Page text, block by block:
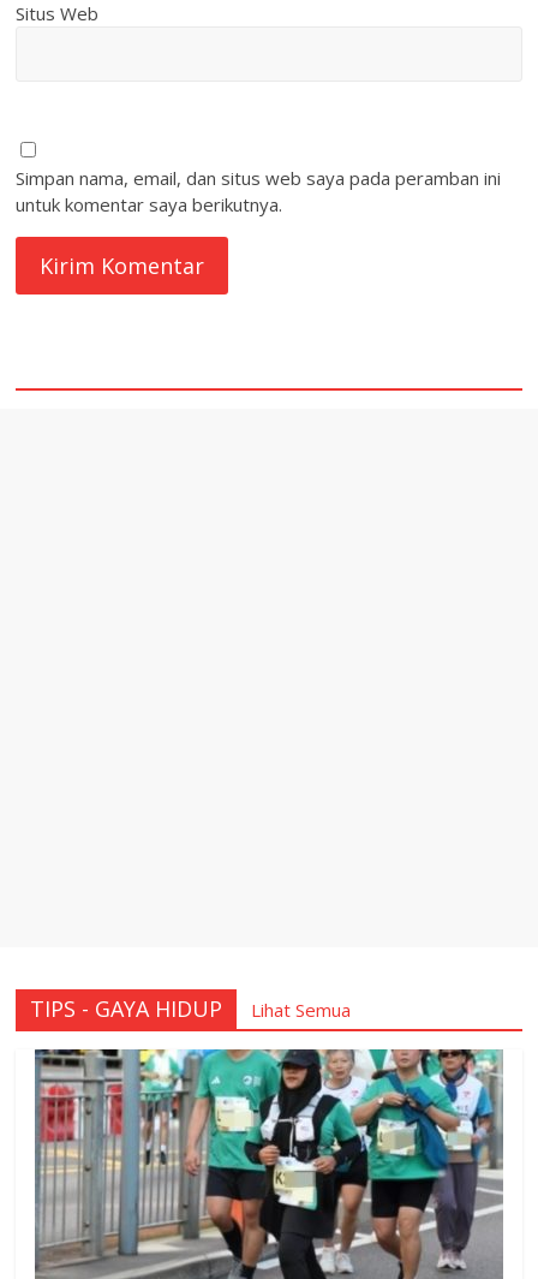
Situs Web
Simpan nama, email, dan situs web saya pada peramban ini
untuk komentar saya berikutnya.
TIPS - GAYA HIDUP Lihat Semua